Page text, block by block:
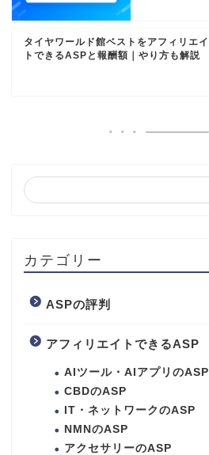
タイヤワールド館ベストをアフィリエイ
トできるASPと報酬額｜やり方も解説
カテゴリー
ASPの評判
アフィリエイトできるASP
AIツール・AIアプリのASP
CBDのASP
IT・ネットワークのASP
NMNのASP
アクセサリーのASP